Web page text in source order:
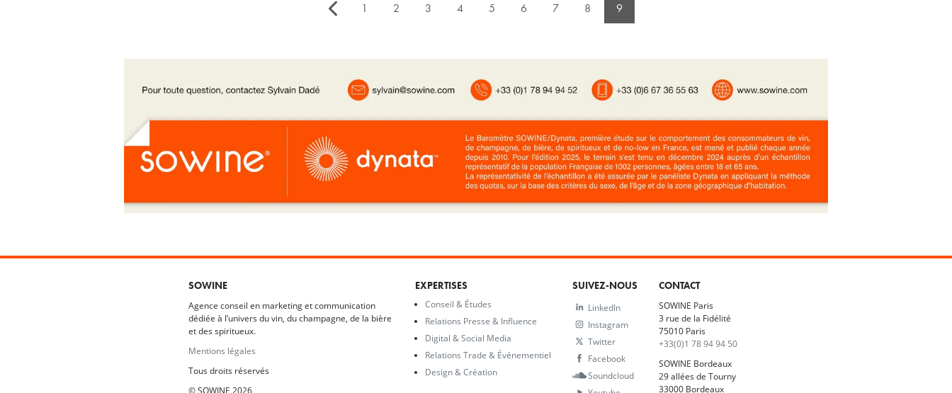
1 2 3 4 5 6 7 8 9
SOWINE
Agence conseil en marketing et communication
dédiée à l’univers du vin, du champagne, de la bière
et des spiritueux.
Mentions légales
Tous droits réservés
© SOWINE 2026
EXPERTISES
Conseil & Études
Relations Presse & Influence
Digital & Social Media
Relations Trade & Événementiel
Design & Création
SUIVEZ-NOUS
LinkedIn
Instagram
Twitter
Facebook
Soundcloud
CONTACT
SOWINE Paris
3 rue de la Fidélité
75010 Paris
+33(0)1 78 94 94 50
SOWINE Bordeaux
29 allées de Tourny
33000 Bordeaux